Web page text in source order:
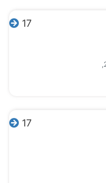
5 ביוני 2023,
17
17